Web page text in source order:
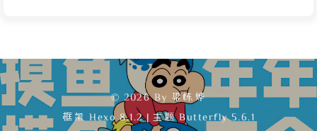
一个 LAN 口，网速因此恢复正常。文章以幽默的方式
记录了这段排查经历，并科普了光纤弯曲对信号传输的
影响。
© 2026 By 梁栋烨
框架Hexo 8.1.2 | 主题Butterfly 5.6.1